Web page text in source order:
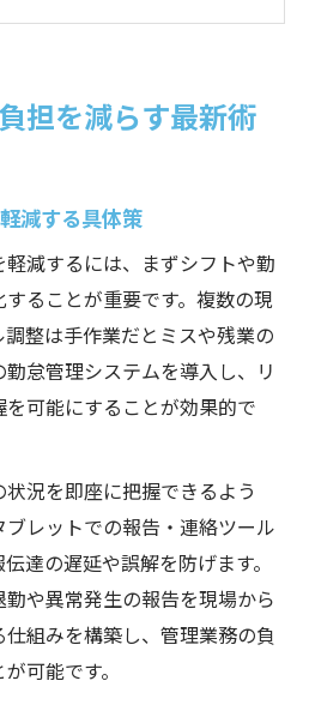
で警備業務が変わる
効率化の最新トレンド解説
警備負担を大幅に軽減する
境改善につながるシフト最
ム導入で業務効率が向上す
理の年収アップ法
収を上げるための実践ノウ
収入アップを目指すコツと
される経験と昇進ポイント
担を減らす最新術
減する具体策
減するには、まずシフトや勤
ることが重要です。複数の現
整は手作業だとミスや残業の
怠管理システムを導入し、リ
可能にすることが効果的で
況を即座に把握できるよう
レットでの報告・連絡ツール
達の遅延や誤解を防げます。
や異常発生の報告を現場から
組みを構築し、管理業務の負
可能です。